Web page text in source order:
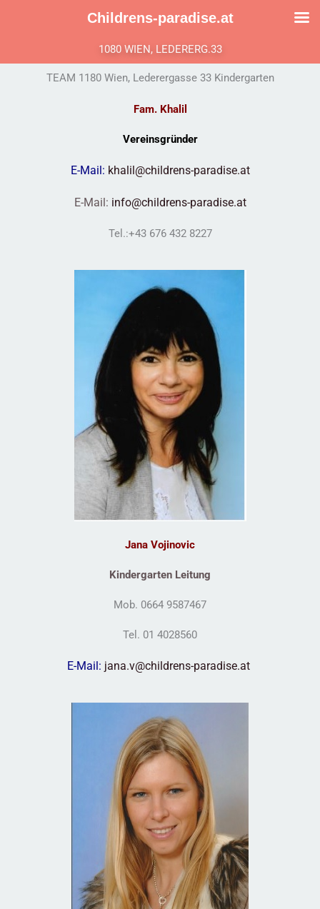
1080 WIEN, LEDERERG.33
TEAM 1180 Wien, Lederergasse 33 Kindergarten
Fam. Khalil
Vereinsgründer
E-Mail: khalil@childrens-paradise.at
E-Mail: info@childrens-paradise.at
Tel.:+43 676 432 8227
Jana Vojinovic
Kindergarten Leitung
Mob. 0664 9587467
Tel. 01 4028560
E-Mail: jana.v@childrens-paradise.at
Childrens-paradise.at